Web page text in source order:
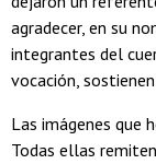
agradecer, en su
integrantes del
vocación,
Las imágenes que
Todas ellas